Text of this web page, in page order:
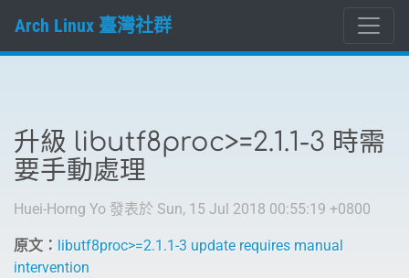
Arch Linux 臺灣社群
升級 libutf8proc>=2.1.1-3 時需
要手動處理
Huei-Horng Yo 發表於 Sun, 15 Jul 2018 00:55:19 +0800
原文： libutf8proc>=2.1.1-3 update requires manual
intervention